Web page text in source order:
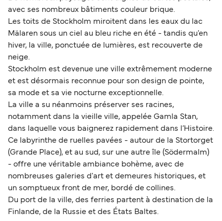
avec ses nombreux bâtiments couleur brique.
Les toits de Stockholm miroitent dans les eaux du lac
Mälaren sous un ciel au bleu riche en été - tandis qu'en
hiver, la ville, ponctuée de lumières, est recouverte de
neige.
Stockholm est devenue une ville extrêmement moderne
et est désormais reconnue pour son design de pointe,
sa mode et sa vie nocturne exceptionnelle.
La ville a su néanmoins préserver ses racines,
notamment dans la vieille ville, appelée Gamla Stan,
dans laquelle vous baignerez rapidement dans l’Histoire.
Ce labyrinthe de ruelles pavées - autour de la Stortorget
(Grande Place), et au sud, sur une autre île (Södermalm)
- offre une véritable ambiance bohème, avec de
nombreuses galeries d'art et demeures historiques, et
un somptueux front de mer, bordé de collines.
Du port de la ville, des ferries partent à destination de la
Finlande, de la Russie et des États Baltes.